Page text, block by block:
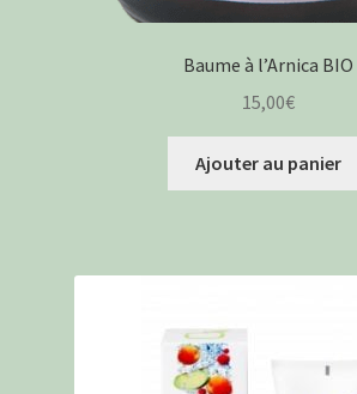
Baume à l’Arnica BIO
15,00€
Ajouter au panier